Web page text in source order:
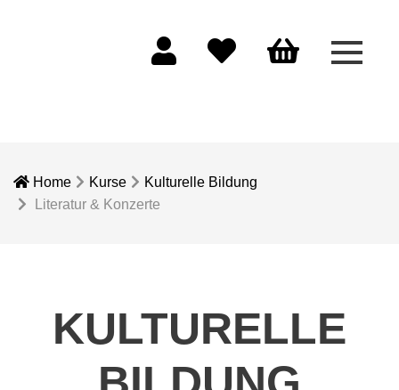
Menü
Home Kurse
Kulturelle Bildung
Literatur & Konzerte
KULTURELLE